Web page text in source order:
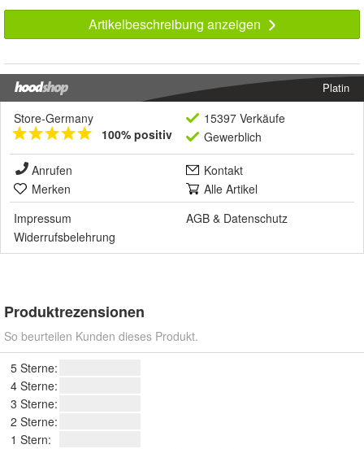
Artikelbeschreibung anzeigen
Platin
Store-Germany
100% positiv
15397 Verkäufe
Gewerblich
Anrufen
Kontakt
Merken
Alle Artikel
Impressum
AGB & Datenschutz
Widerrufsbelehrung
Produktrezensionen
So beurteilen Kunden dieses Produkt.
5 Sterne:
4 Sterne:
3 Sterne:
2 Sterne:
1 Stern: